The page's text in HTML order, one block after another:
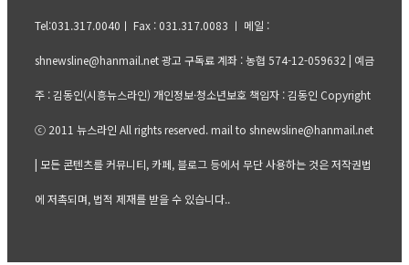
Tel:031.317.0040ㅣ Fax : 031.317.0083 ㅣ 메일 :
shnewsline@hanmail.net 광고 구독료 계좌 : 농협 574-12-059632 | 예금
주 : 김동인(시흥뉴스라인) 개인정보·청소년보호 책임자 : 김동인 Copyright
ⓒ 2011 뉴스라인 All rights reserved. mail to shnewsline@hanmail.net
| 모든 콘텐츠를 커뮤니티, 카페, 블로그 등에서 무단 사용하는 것은 저작권법
에 저촉되며, 법적 제재를 받을 수 있습니다..